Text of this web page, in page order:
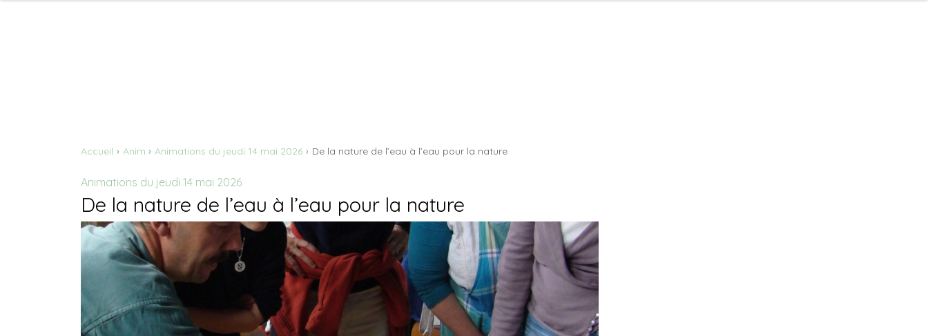
Accueil Anim Animations du jeudi 14 mai 2026 De la nature de l’eau à l’eau pour la nature
Animations du jeudi 14 mai 2026
De la nature de l’eau à l’eau pour la nature